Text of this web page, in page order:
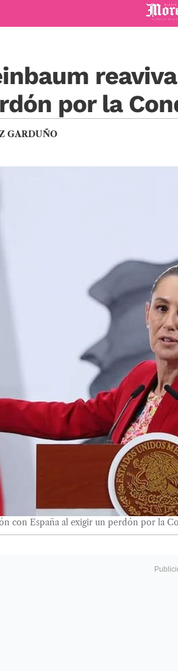
Diario de Morelos
por la
GARDUÑO
con España al exigir un perdón por la